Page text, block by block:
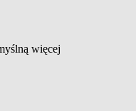
więcej